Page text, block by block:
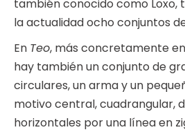
también conocido como Loxo,
la actualidad ocho conjuntos
En Teo, más concretamente
hay también un conjunto de
circulares, un arma y un
motivo central, cuadrangular,
horizontales por una línea en